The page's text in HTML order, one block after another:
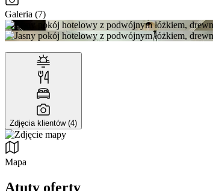
Galeria (7)
Zdjęcia klientów (4)
Mapa
Atuty oferty